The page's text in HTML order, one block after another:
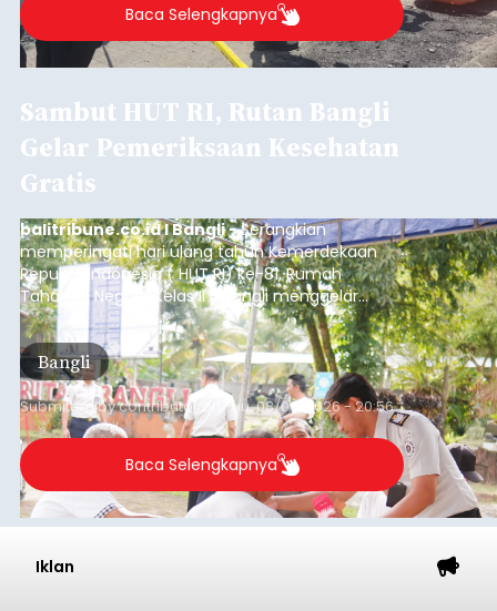
Baca Selengkapnya
Sambut HUT RI, Rutan Bangli
Gelar Pemeriksaan Kesehatan
Gratis
balitribune.co.id I Bangli -Serangkian
memperingati hari ulang tahun Kemerdekaan
Republik Indonesia ( HUT RI) ke-81, Rumah
Tahanan Negara Kelas II B Bangli menggelar
kegiatan pemeriksaan kesehatan gratis, Rabu
(6/8/2026).
Bangli
Submitted bycontributor Thu, 08/06/2026 - 20:56
Baca Selengkapnya
Iklan